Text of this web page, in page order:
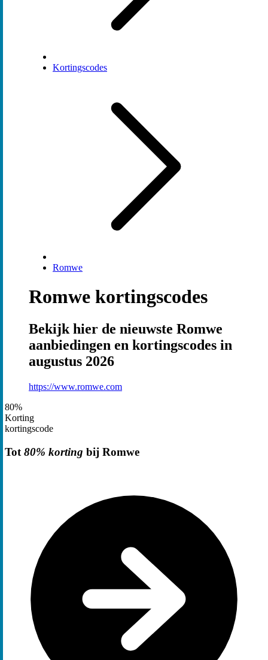
Kortingscodes
Romwe
Romwe kortingscodes
Bekijk hier de nieuwste Romwe
aanbiedingen en kortingscodes in
augustus 2026
https://www.romwe.com
80%
Korting
kortingscode
Tot 80% korting bij Romwe